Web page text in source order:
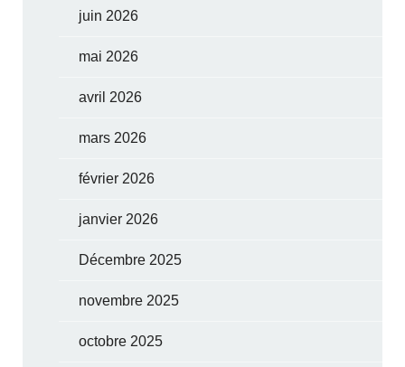
juin 2026
mai 2026
avril 2026
mars 2026
février 2026
janvier 2026
Décembre 2025
novembre 2025
octobre 2025